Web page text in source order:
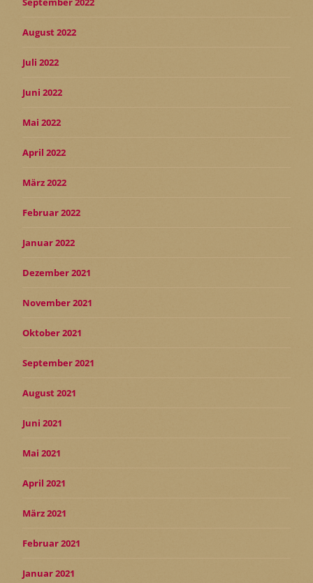
August 2022
Juli 2022
Juni 2022
Mai 2022
April 2022
März 2022
Februar 2022
Januar 2022
Dezember 2021
November 2021
Oktober 2021
September 2021
August 2021
Juni 2021
Mai 2021
April 2021
März 2021
Februar 2021
Januar 2021